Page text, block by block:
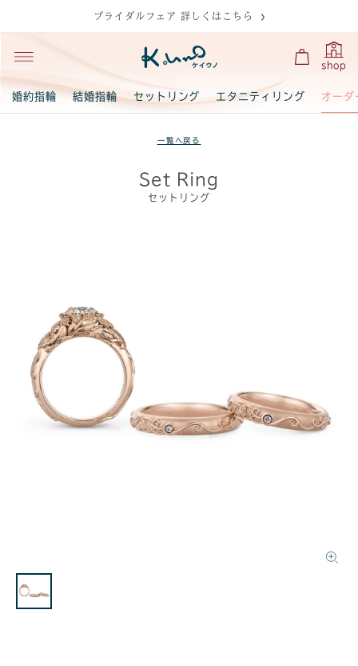
ブライダルフェア 詳しくはこちら
shop
婚約指輪 結婚指輪 セットリング エタニティリング オーダ
一覧へ戻る
Set Ring
セットリング